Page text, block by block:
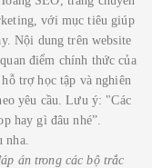
với mục tiêu giúp
Nội dung trên website
điểm chính thức của
trợ học tập và nghiên
yêu cầu. Lưu ý: "Các
hay gì đâu nhé”.
án trong các bộ trắc